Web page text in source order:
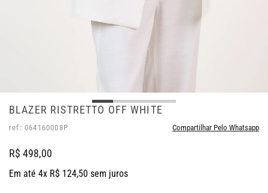
BLAZER RISTRETTO OFF WHITE
ref: 064160008P Compartilhar Pelo Whatsapp
R$ 498,00
Em até 4x R$ 124,50 sem juros